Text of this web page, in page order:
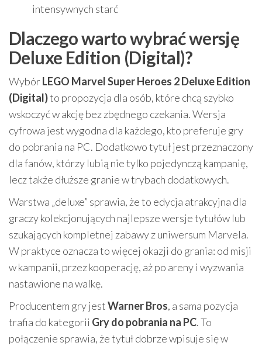
intensywnych starć
Dlaczego warto wybrać wersję
Deluxe Edition (Digital)?
WybórLEGO Marvel Super Heroes 2 Deluxe Edition
(Digital)to propozycja dla osób, które chcą szybko
wskoczyć w akcję bez zbędnego czekania. Wersja
cyfrowa jest wygodna dla każdego, kto preferuje gry
do pobrania na PC. Dodatkowo tytuł jest przeznaczony
dla fanów, którzy lubią nie tylko pojedynczą kampanię,
lecz także dłuższe granie w trybach dodatkowych.
Warstwa „deluxe” sprawia, że to edycja atrakcyjna dla
graczy kolekcjonujących najlepsze wersje tytułów lub
szukających kompletnej zabawy z uniwersum Marvela.
W praktyce oznacza to więcej okazji do grania: od misji
w kampanii, przez kooperację, aż po areny i wyzwania
nastawione na walkę.
Producentem gry jestWarner Bros, a sama pozycja
trafia do kategorii Gry do pobrania na PC. To
połączenie sprawia, że tytuł dobrze wpisuje się w